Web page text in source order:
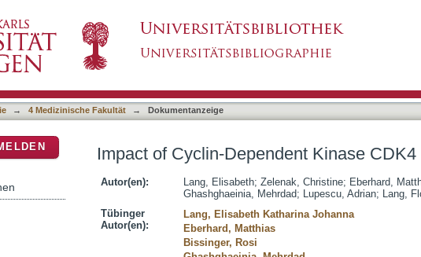
→ 4 Medizinische Fakultät → Dokumentanzeige
Impact of Cyclin-Dependent Kinase
Autor(en): Lang, Elisabeth; Zelenak, Christine; Eberhard,
Ghashghaeinia, Mehrdad; Lupescu, Adrian; Lang,
Tübinger
Autor(en):
Lang, Elisabeth Katharina Johanna
Eberhard, Matthias
Bissinger, Rosi